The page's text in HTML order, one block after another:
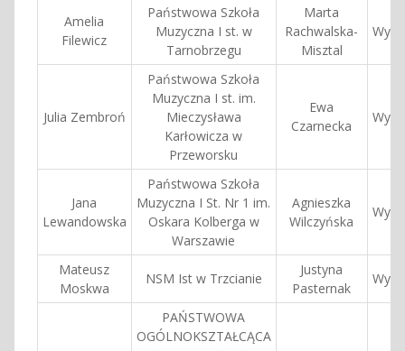
Amelia
Filewicz
Państwowa Szkoła
Muzyczna I st. w
Tarnobrzegu
Marta
Rachwalska-
Misztal
Julia Zembroń
Państwowa Szkoła
Muzyczna I st. im.
Mieczysława
Karłowicza w
Przeworsku
Ewa
Czarnecka
Jana
Lewandowska
Państwowa Szkoła
Muzyczna I St. Nr 1 im.
Oskara Kolberga w
Warszawie
Agnieszka
Wilczyńska
Mateusz
Moskwa
NSM Ist w Trzcianie
Justyna
Pasternak
PAŃSTWOWA
OGÓLNOKSZTAŁCĄCA